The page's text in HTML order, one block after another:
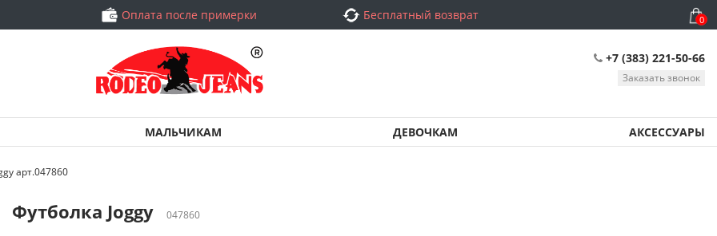
Оплата после примерки Бесплатный возврат 0
+7 (383) 221-50-66
Заказать звонок
МАЛЬЧИКАМ ДЕВОЧКАМ АКСЕССУАРЫ
арт.047860
Футболка Joggy 047860